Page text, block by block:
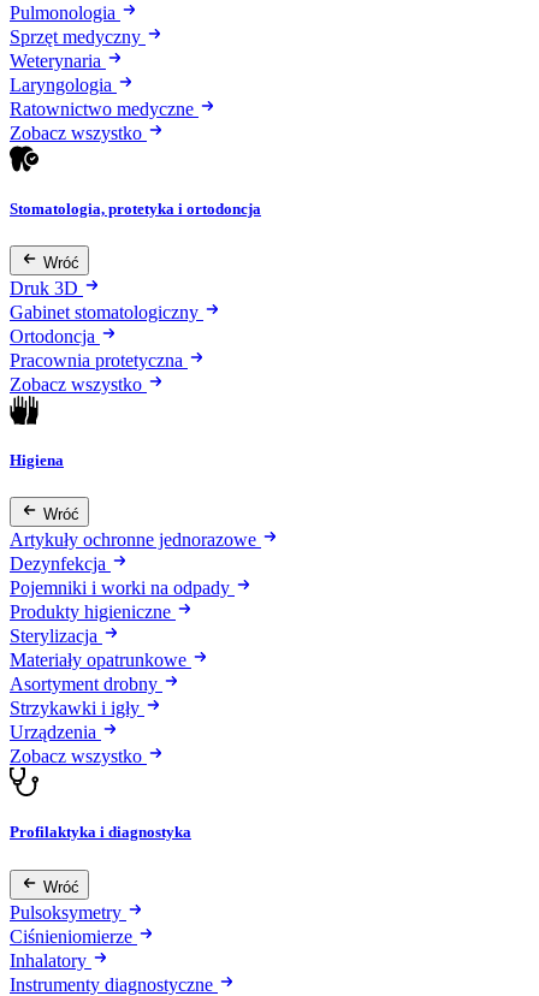
Pulmonologia
Sprzęt medyczny
Weterynaria
Laryngologia
Ratownictwo medyczne
Zobacz wszystko
Stomatologia, protetyka i ortodoncja
Wróć
Druk 3D
Gabinet stomatologiczny
Ortodoncja
Pracownia protetyczna
Zobacz wszystko
Higiena
Wróć
Artykuły ochronne jednorazowe
Dezynfekcja
Pojemniki i worki na odpady
Produkty higieniczne
Sterylizacja
Materiały opatrunkowe
Asortyment drobny
Strzykawki i igły
Urządzenia
Zobacz wszystko
Profilaktyka i diagnostyka
Wróć
Pulsoksymetry
Ciśnieniomierze
Inhalatory
Instrumenty diagnostyczne